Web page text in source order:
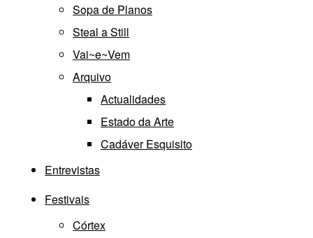
Sopa de Planos
Steal a Still
Vai~e~Vem
Arquivo
Actualidades
Estado da Arte
Cadáver Esquisito
Entrevistas
Festivais
Córtex